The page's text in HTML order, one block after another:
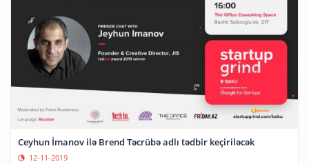
Ceyhun İmanov ilə Brend Təcrübə adlı tədbir keçiriləcək
12-11-2019